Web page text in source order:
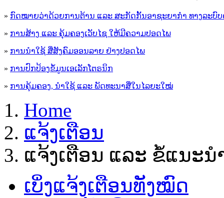
» ກົດໝາຍວ່າດ້ວຍການຕ້ານ ແລະ ສະກັດກັ້ນອາຊະຍາກຳ ທາງລະບົບ
» ການສ້າງ ແລະ ຄຸ້ມຄອງເວັບໄຊ ໃຫ້ມີຄວາມປອດໄພ
» ການນຳໃຊ້ ສື່ສັງຄົມອອນລາຍ ຢ່າງປອດໄພ
» ການ​ປົກ​ປ້ອງ​ຂໍ້​ມູນ​ເອ​ເລັກ​ໂຕ​ຣ​ນິກ
» ການຄຸ້ມຄອງ, ນໍາໃຊ້ ແລະ ພັດທະນາສື່ໃນໄລຍະໃໝ່
Home
ແຈ້ງເຕືອນ
ແຈ້ງເຕືອນ ແລະ ຂໍ້ແນະ
ເບິ່ງແຈ້ງເຕືອນທັງໝົດ